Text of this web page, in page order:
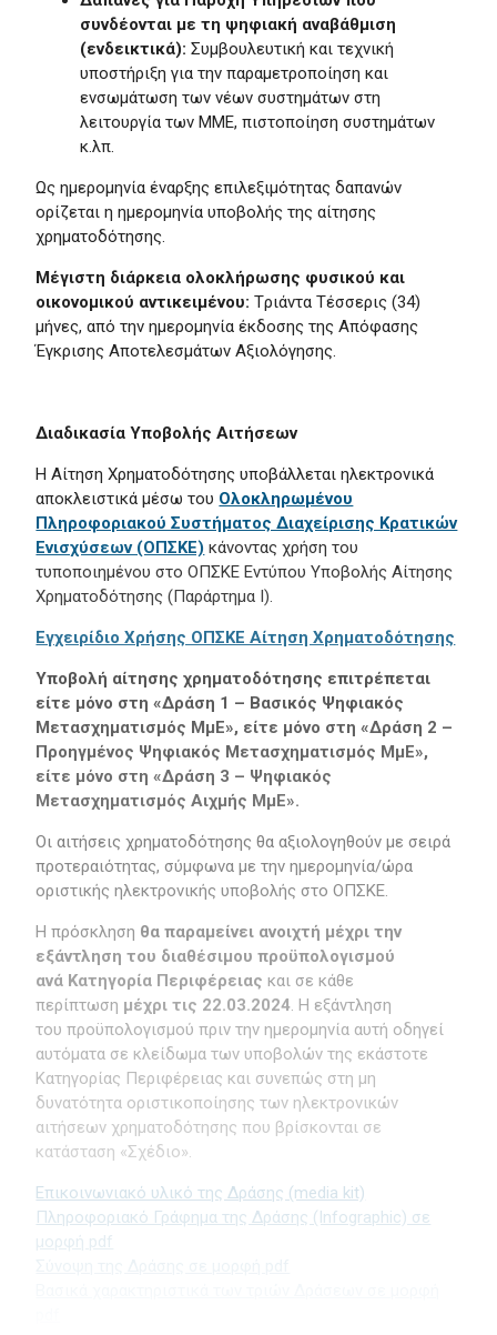
συνδέονται με τη ψηφιακή αναβάθμιση
(ενδεικτικά): Συμβουλευτική και τεχνική
υποστήριξη για την παραμετροποίηση και
ενσωμάτωση των νέων συστημάτων στη
λειτουργία των ΜΜΕ, πιστοποίηση συστημάτων
κ.λπ.
Ως ημερομηνία έναρξης επιλεξιμότητας δαπανών
ορίζεται η ημερομηνία υποβολής της αίτησης
χρηματοδότησης.
Μέγιστη διάρκεια ολοκλήρωσης φυσικού και
οικονομικού αντικειμένου: Tριάντα Tέσσερις (34)
μήνες, από την ημερομηνία έκδοσης της Απόφασης
Έγκρισης Αποτελεσμάτων Αξιολόγησης.
Διαδικασία Υποβολής Αιτήσεων
Η Αίτηση Χρηματοδότησης υποβάλλεται ηλεκτρονικά
αποκλειστικά μέσω του Ολοκληρωμένου
Πληροφοριακού Συστήματος Διαχείρισης Κρατικών
Ενισχύσεων (ΟΠΣΚΕ) κάνοντας χρήση του
τυποποιημένου στο ΟΠΣΚΕ Εντύπου Υποβολής Αίτησης
Χρηματοδότησης (Παράρτημα Ι).
Εγχειρίδιο Χρήσης ΟΠΣΚΕ Αίτηση Χρηματοδότησης
Υποβολή αίτησης χρηματοδότησης επιτρέπεται
είτε μόνο στη «Δράση 1 – Βασικός Ψηφιακός
Μετασχηματισμός ΜμΕ», είτε μόνο στη «Δράση 2 –
Προηγμένος Ψηφιακός Μετασχηματισμός ΜμΕ»,
είτε μόνο στη «Δράση 3 – Ψηφιακός
Μετασχηματισμός Αιχμής ΜμΕ».
Οι αιτήσεις χρηματοδότησης θα αξιολογηθούν με σειρά
προτεραιότητας, σύμφωνα με την ημερομηνία/ώρα
οριστικής ηλεκτρονικής υποβολής στο OΠΣΚΕ.
Η πρόσκληση θα παραμείνει ανοιχτή μέχρι την
εξάντληση του διαθέσιμου προϋπολογισμού
ανά Κατηγορία Περιφέρειας και σε κάθε
περίπτωση μέχρι τις 22.03.2024. Η εξάντληση
του προϋπολογισμού πριν την ημερομηνία αυτή οδηγεί
αυτόματα σε κλείδωμα των υποβολών της εκάστοτε
Κατηγορίας Περιφέρειας και συνεπώς στη μη
δυνατότητα οριστικοποίησης των ηλεκτρονικών
αιτήσεων χρηματοδότησης που βρίσκονται σε
κατάσταση «Σχέδιο».
Επικοινωνιακό υλικό της Δράσης (media kit)
Πληροφοριακό Γράφημα της Δράσης (Infographic) σε
μορφή pdf